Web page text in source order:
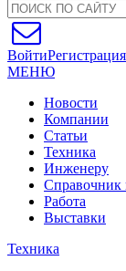
ВойтиРегистрация
МЕНЮ
Новости
Компании
Статьи
Техника
Инженеру
Справочник
Работа
Выставки
Техника